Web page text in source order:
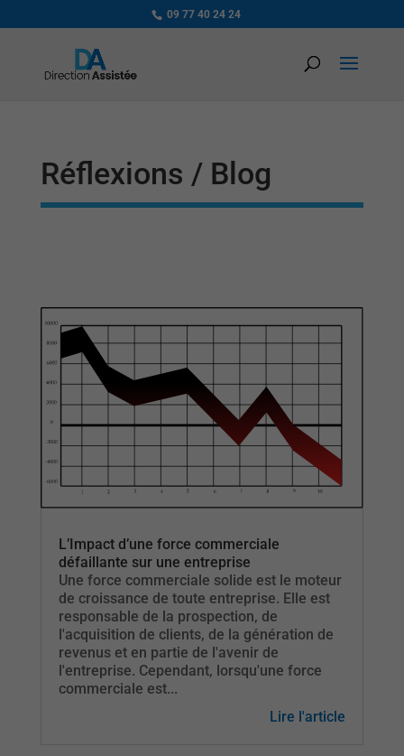
09 77 40 24 24
Réflexions / Blog
L’Impact d’une force commerciale
défaillante sur une entreprise
Une force commerciale solide est le moteur
de croissance de toute entreprise. Elle est
responsable de la prospection, de
l'acquisition de clients, de la génération de
revenus et en partie de l'avenir de
l'entreprise. Cependant, lorsqu'une force
commerciale est...
Lire l'article